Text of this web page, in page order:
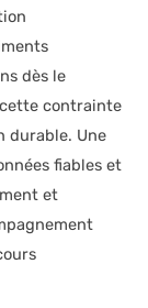
dès le
contrainte
durable. Une
fiables et
et